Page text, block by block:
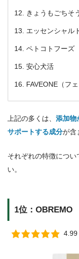
きょうもごちそ
エッセンシャル
ペトコトフーズ
安心犬活
FAVEONE（フェ
上記の多くは、 添加物
サポートする成分が含
それぞれの特徴につ
い。
1位：OBREMO
4.99